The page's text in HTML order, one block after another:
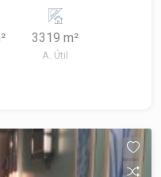
estratégica,
buscam
com
Banheiros
3319 m²
A. Útil